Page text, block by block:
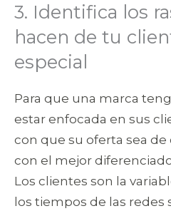
3. Identifica los
hacen de tu
especial
Para que una marca
estar enfocada en sus
con que su oferta sea
con el mejor
Los clientes son la
los tiempos de las redes